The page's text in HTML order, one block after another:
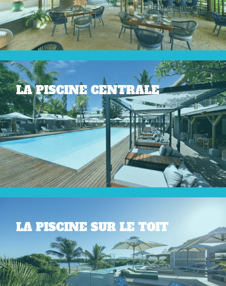
LA PISCINE CENTRALE
LA PISCINE SUR LE TOIT